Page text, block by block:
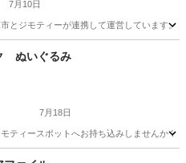
7月10日
市とジモティーが連携して運営していま
スぬいぐるみ
7月18日
ースポットへお持ち込みしませんか？